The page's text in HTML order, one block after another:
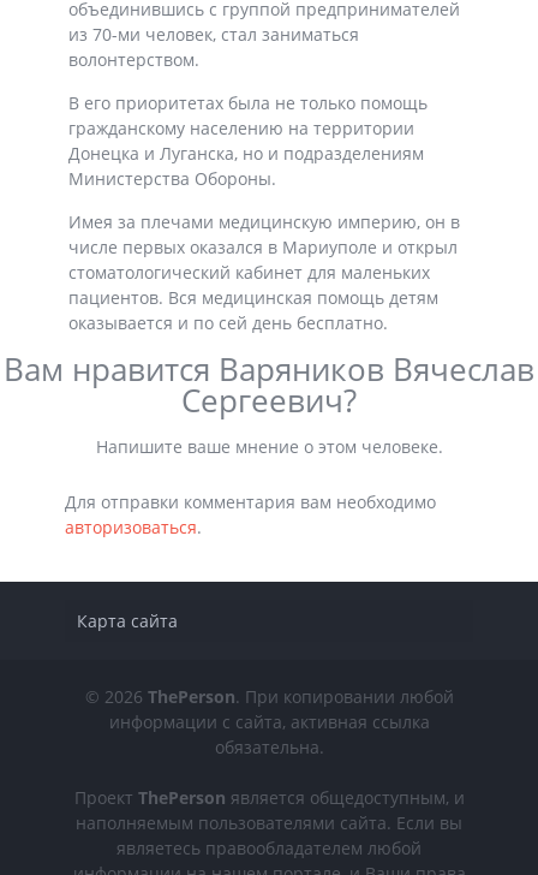
объединившись с группой предпринимателей
из 70-ми человек, стал заниматься
волонтерством.
В его приоритетах была не только помощь
гражданскому населению на территории
Донецка и Луганска, но и подразделениям
Министерства Обороны.
Имея за плечами медицинскую империю, он в
числе первых оказался в Мариуполе и открыл
стоматологический кабинет для маленьких
пациентов. Вся медицинская помощь детям
оказывается и по сей день бесплатно.
Вам нравится Варяников Вячеслав
Сергеевич?
Напишите ваше мнение о этом человеке.
Для отправки комментария вам необходимо
авторизоваться.
Карта сайта
© 2026 ThePerson. При копировании любой
информации с сайта, активная ссылка
обязательна.
Проект ThePerson является общедоступным, и
наполняемым пользователями сайта. Если вы
являетесь правообладателем любой